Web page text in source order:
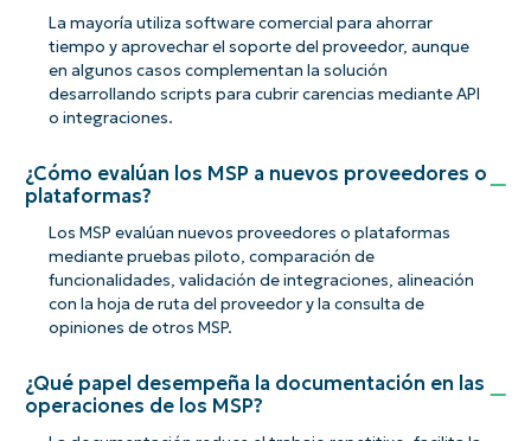
La mayoría utiliza software comercial para ahorrar
tiempo y aprovechar el soporte del proveedor, aunque
en algunos casos complementan la solución
desarrollando scripts para cubrir carencias mediante API
o integraciones.
¿Cómo evalúan los MSP a nuevos proveedores o
plataformas?
Los MSP evalúan nuevos proveedores o plataformas
mediante pruebas piloto, comparación de
funcionalidades, validación de integraciones, alineación
con la hoja de ruta del proveedor y la consulta de
opiniones de otros MSP.
¿Qué papel desempeña la documentación en las
operaciones de los MSP?